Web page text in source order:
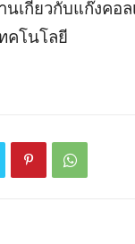
นเกี่ยวกับแก๊งคอ
คโนโลยี